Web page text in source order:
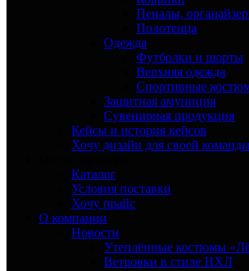
Пеналы,
Полотенца
Одежда
Футболки и шорты
Верхняя одежда
Спортивные
Защитная амуниция
Сувенирная продукция
Кейсы и история кейсов
Хочу дизайн для своей
Каталог
Условия поставки
Хочу прайс
О компании
Новости
Утеплённые костюмы
Ветровки в стиле НХЛ